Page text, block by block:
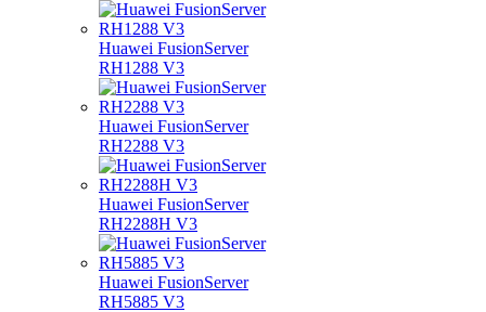
Huawei FusionServer
RH1288 V3
Huawei FusionServer
RH2288 V3
Huawei FusionServer
RH2288H V3
Huawei FusionServer
RH5885 V3